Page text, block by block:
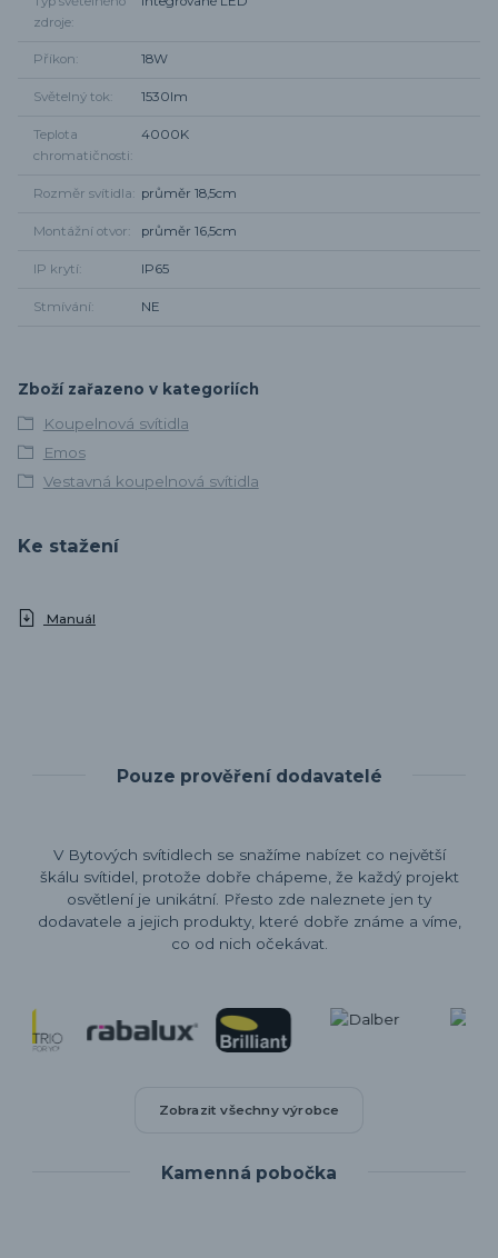
zdroje
Příkon 18W
Světelný tok 1530lm
Teplota
chromatičnosti
4000K
Rozměr svítidla průměr 18,5cm
Montážní otvor průměr 16,5cm
IP krytí IP65
Stmívání NE
Zboží zařazeno v kategoriích
Koupelnová svítidla
Emos
Vestavná koupelnová svítidla
Ke stažení
Manuál
Pouze prověření dodavatelé
V Bytových svítidlech se snažíme nabízet co největší
škálu svítidel, protože dobře chápeme, že každý projekt
osvětlení je unikátní. Přesto zde naleznete jen ty
dodavatele a jejich produkty, které dobře známe a víme,
co od nich očekávat.
Zobrazit všechny výrobce
Kamenná pobočka